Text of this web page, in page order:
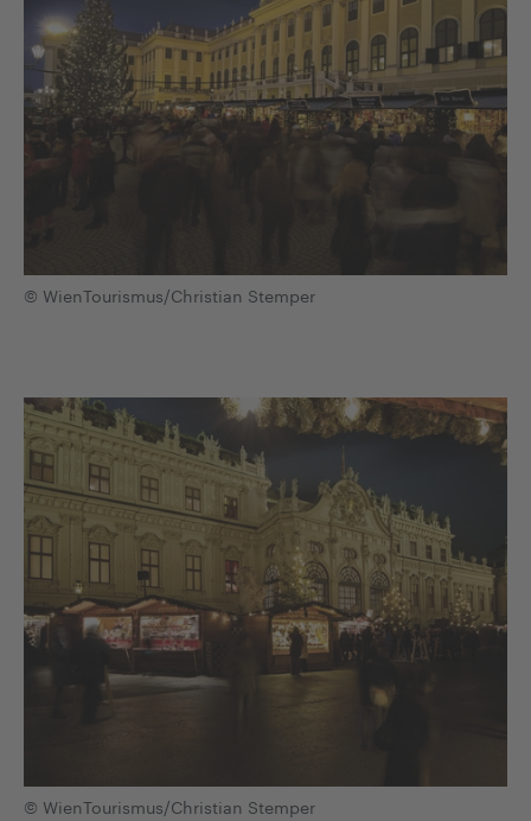
© WienTourismus/Christian Stemper
© WienTourismus/Christian Stemper